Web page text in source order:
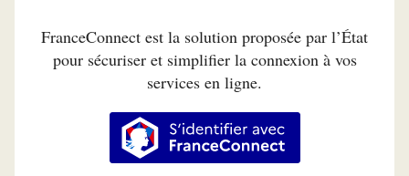
FranceConnect est la solution proposée par l’État
pour sécuriser et simplifier la connexion à vos
services en ligne.
S’identifier avec